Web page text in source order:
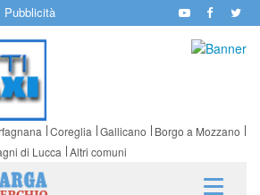
Pubblicità
Coreglia Gallicano
Borgo a Mozzano
di Lucca Altri comuni